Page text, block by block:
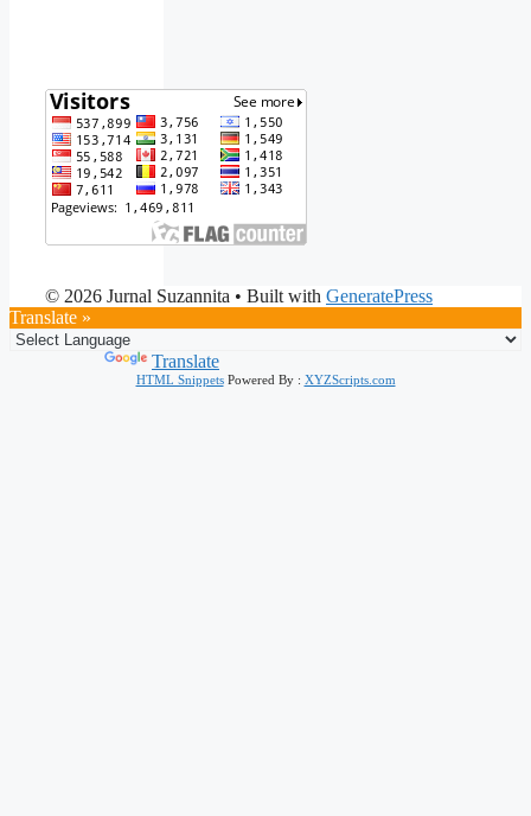
© 2026 Jurnal Suzannita • Built with GeneratePress
Translate »
Translate
HTML SnippetsPowered By : XYZScripts.com